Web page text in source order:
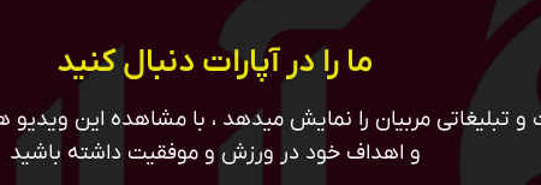
ما را در آپارات دنبال کنید
و تبلیغاتی مربیان را نمایش میدهد ، با مشاهده این ویدیو
و اهداف خود در ورزش و موفقیت داشته باشید